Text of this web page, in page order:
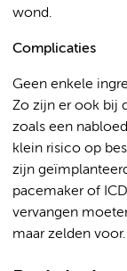
wond.
Complicaties
Geen enkele
Zo zijn er ook bij
zoals een
klein risico op
zijn
pacemaker of
vervangen
maar zelden voor.